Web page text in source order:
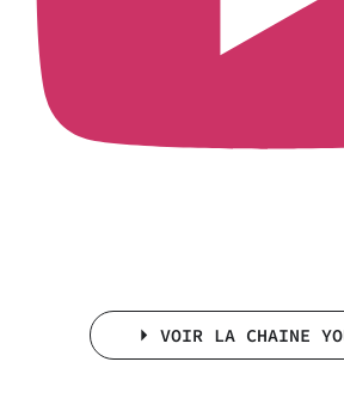
⏵ VOIR LA CHAINE